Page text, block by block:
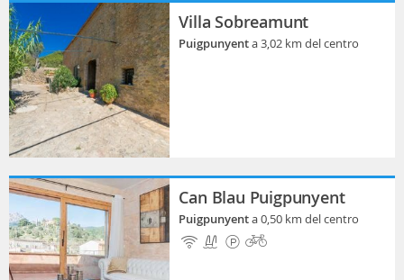
Villa Sobreamunt
Puigpunyenta 3,02 km del centro
Can Blau Puigpunyent
Puigpunyenta 0,50 km del centro